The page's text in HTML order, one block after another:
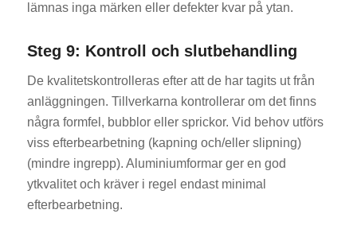
lämnas inga märken eller defekter kvar på ytan.
Steg 9: Kontroll och slutbehandling
De kvalitetskontrolleras efter att de har tagits ut från
anläggningen. Tillverkarna kontrollerar om det finns
några formfel, bubblor eller sprickor. Vid behov utförs
viss efterbearbetning (kapning och/eller slipning)
(mindre ingrepp). Aluminiumformar ger en god
ytkvalitet och kräver i regel endast minimal
efterbearbetning.